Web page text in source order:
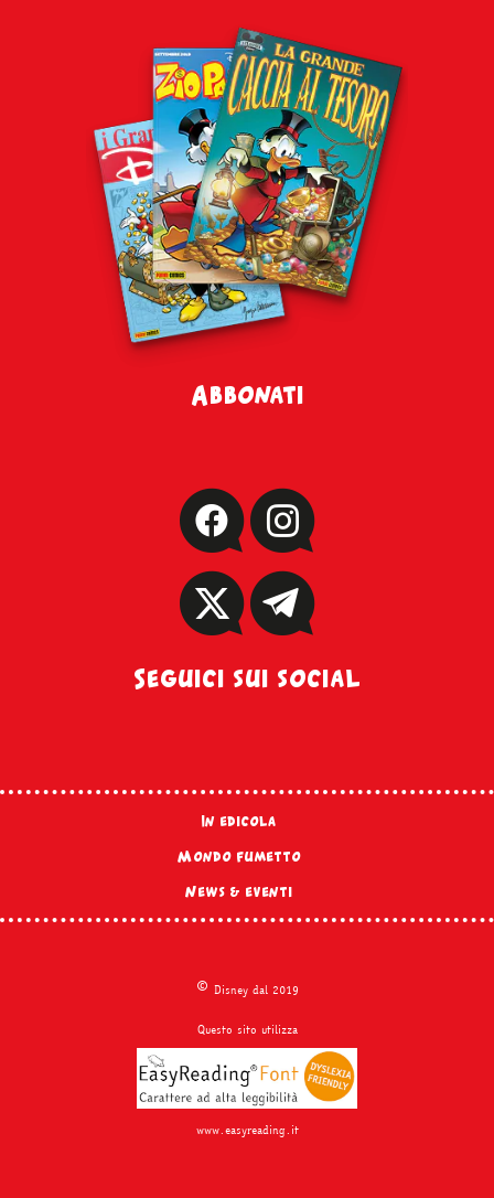
Abbonati
Seguici sui social
In edicola
Mondo fumetto
News & eventi
© Disney dal 2019
Questo sito utilizza
www.easyreading.it